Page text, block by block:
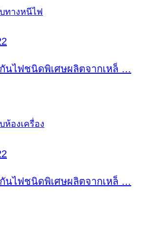
ทางหนีไฟ
นไฟชนิดพิเศษผลิตจากเหล็ …
องเครื่อง
นไฟชนิดพิเศษผลิตจากเหล็ …